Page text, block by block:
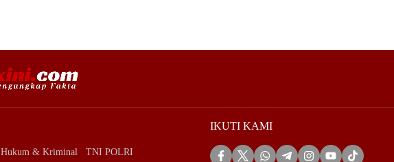
Hukum & Kriminal TNI POLRI
IKUTI KAMI